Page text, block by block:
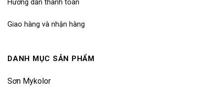
Hướng dẫn thanh toán
Giao hàng và nhận hàng
DANH MỤC SẢN PHẨM
Sơn Mykolor